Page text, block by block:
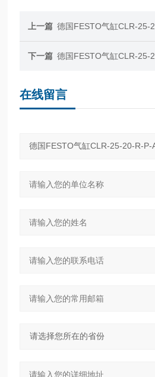
上一篇 德国FESTO气缸CLR-25-
下一篇 德国FESTO气缸CLR-25-
在线留言